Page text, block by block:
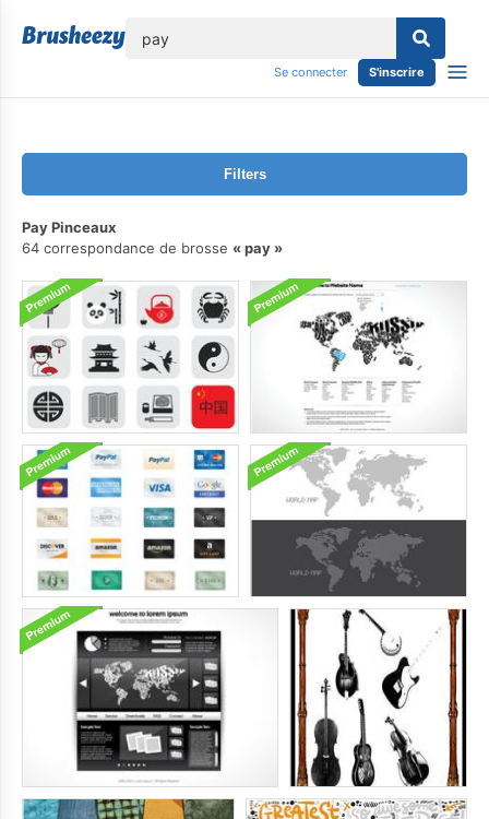
Se connecter S'inscrire
Filters
Pay Pinceaux
64 correspondance de brosse
pay